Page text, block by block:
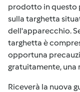
prodotto in questo
sulla targhetta
dell'apparecchio.
targhetta è
opportuna
gratuitamente, una
Riceverà la nuova